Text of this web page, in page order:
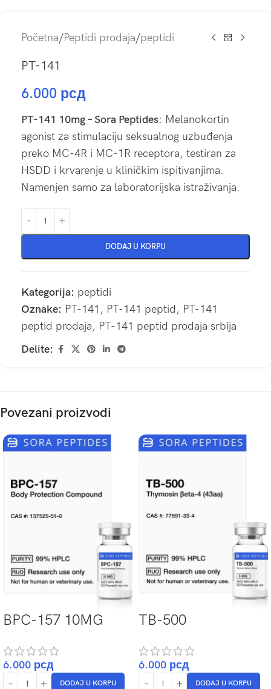
Početna/Peptidi prodaja/peptidi
PT-141
6.000 рсд
PT-141 10mg – Sora Peptides: Melanokortin
agonist za stimulaciju seksualnog uzbuđenja
preko MC-4R i MC-1R receptora, testiran za
HSDD i krvarenje u kliničkim ispitivanjima.
Namenjen samo za laboratorijska istraživanja.
DODAJ U KORPU
Kategorija: peptidi
Oznake: PT-141 , PT-141 peptid , PT-141
peptid prodaja, PT-141 peptid prodaja srbija
Delite:
Povezani proizvodi
BPC-157 10MG
6.000 рсд
DODAJ U KORPU
TB-500
6.000 рсд
DODAJ U KORPU